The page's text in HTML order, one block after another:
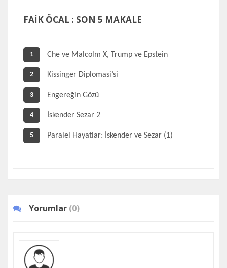
FAİK ÖCAL : SON 5 MAKALE
1 Che ve Malcolm X, Trump ve Epstein
2 Kissinger Diplomasi’si
3 Engereğin Gözü
4 İskender Sezar 2
5 Paralel Hayatlar: İskender ve Sezar (1)
Yorumlar (0)